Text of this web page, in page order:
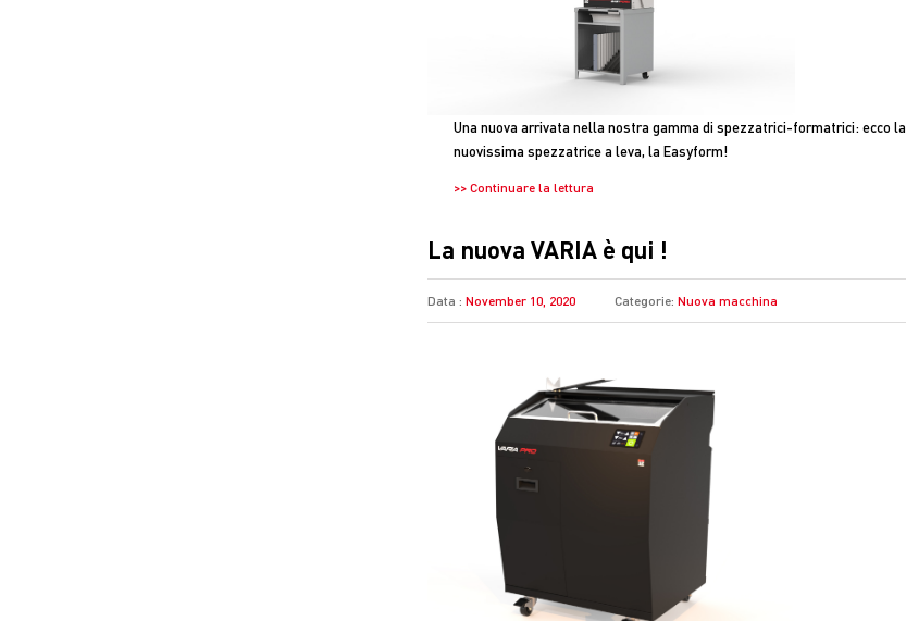
Una nuova arrivata nella nostra gamma di spezzatrici-formatrici: ecco la
nuovissima spezzatrice a leva, la Easyform!
>> Continuare la lettura
La nuova VARIA è qui !
Data : November 10, 2020 Categorie: Nuova macchina